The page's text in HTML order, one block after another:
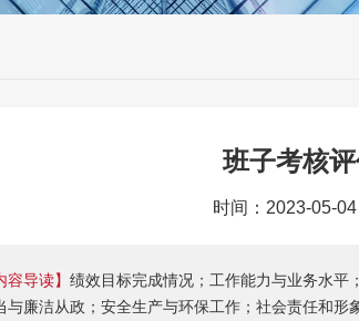
班子考核
时间：2023-05-
容导读】 绩效目标完成情况；工作能力与业务水平
与廉洁从政；安全生产与环保工作；社会责任和形